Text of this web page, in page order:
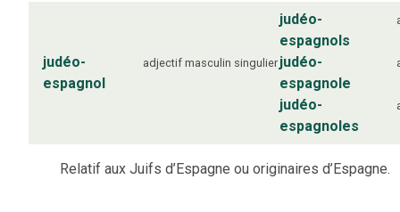
judéo-
espagnol
adjectif masculin singulier
judéo-
espagnols
judéo-
espagnole
judéo-
espagnoles
Relatif aux Juifs d’Espagne ou originaires d’Espagne.